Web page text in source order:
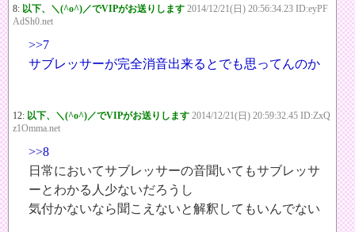
8: 以下、＼(^o^)／でVIPがお送りします 2014/12/21(日) 20:56:34.23 ID:eyPF
AdSh0.net
>>7
サブレッサーが完全消音出来るとでも思ってんのか
12: 以下、＼(^o^)／でVIPがお送りします 2014/12/21(日) 20:59:32.45 ID:ZxQ
z1Omma.net
>>8
日常においてサブレッサーの音聞いてもサブレッサ
ーとわかる人少ないだろうし
気付かないなら聞こえないと解釈してもいんでない